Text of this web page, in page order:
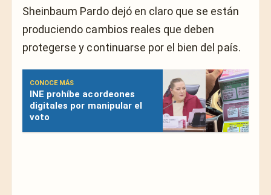
Sheinbaum Pardo dejó en claro que se están
produciendo cambios reales que deben
protegerse y continuarse por el bien del país.
CONOCE MÁS
INE prohíbe acordeones
digitales por manipular el
voto